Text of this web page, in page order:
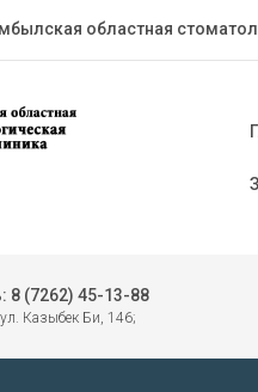
областная
8 (7262) 45-13-88
ул. Казыбек Би, 146;